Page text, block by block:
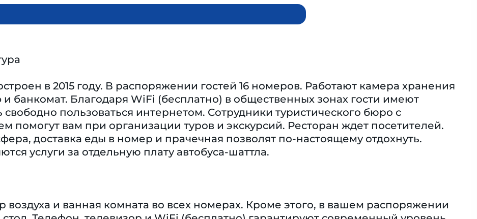
в 2015 году. В распоряжении гостей 16 номеров. Работают камера хранения
и банкомат. Благодаря WiFi (бесплатно) в общественных зонах гости имеют
свободно пользоваться интернетом. Сотрудники туристического бюро с
помогут вам при организации туров и экскурсий. Ресторан ждет посетителей.
доставка еды в номер и прачечная позволят по-настоящему отдохнуть.
услуги за отдельную плату автобуса-шаттла.
воздуха и ванная комната во всех номерах. Кроме этого, в вашем распоряжении